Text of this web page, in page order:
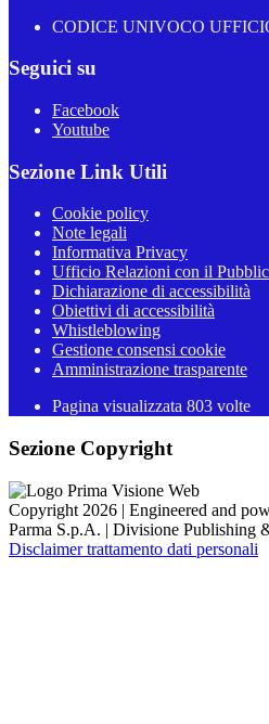
CODICE UNIVOCO
Seguici su
Facebook
Youtube
Sezione Link Utili
Cookie policy
Note legali
Informativa Privacy
Ufficio Relazioni con il
Dichiarazione di accessibilità
Obiettivi di accessibilità
Whistleblowing
Gestione consensi cookie
Amministrazione trasparente
Pagina visualizzata 803 volte
Sezione Copyright
Copyright 2026 | Engineered and
Parma S.p.A. | Divisione Publishing
Disclaimer trattamento dati personali